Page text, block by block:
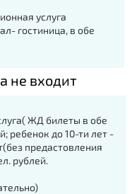
услуга
гостиница, в обе
не входит
ЖД билеты в обе
ребенок до 10-ти лет -
предастовления
рублей.